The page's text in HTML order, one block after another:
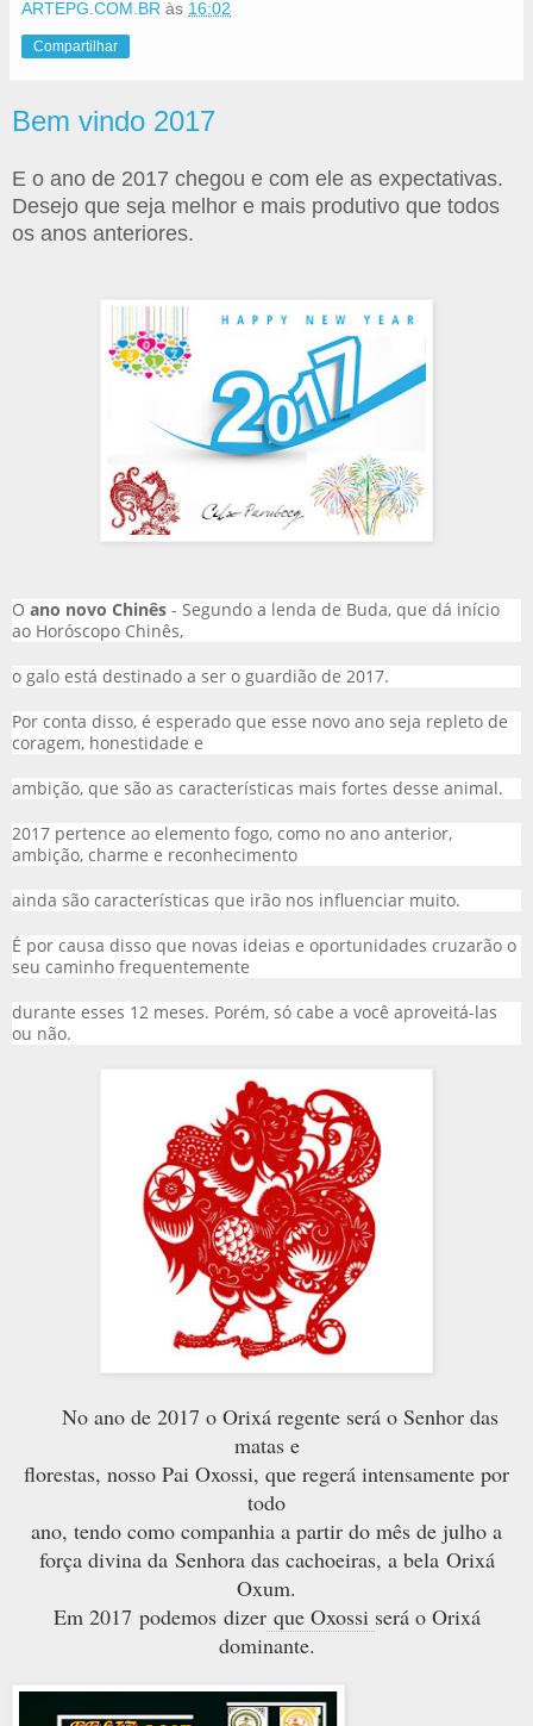
ARTEPG.COM.BR às 16:02
Compartilhar
Bem vindo 2017
E o ano de 2017 chegou e com ele as expectativas.
Desejo que seja melhor e mais produtivo que todos
os anos anteriores.
O ano novo Chinês - Segundo a lenda de Buda, que dá início
ao Horóscopo Chinês,
o galo está destinado a ser o guardião de 2017.
Por conta disso, é esperado que esse novo ano seja repleto de
coragem, honestidade e
ambição, que são as características mais fortes desse animal.
2017 pertence ao elemento fogo, como no ano anterior,
ambição, charme e reconhecimento
ainda são características que irão nos influenciar muito.
É por causa disso que novas ideias e oportunidades cruzarão o
seu caminho frequentemente
durante esses 12 meses. Porém, só cabe a você aproveitá-las
ou não.
No ano de 2017 o Orixá regente será o Senhor das
matas e
florestas, nosso Pai Oxossi, que regerá intensamente por
todo
ano, tendo como companhia a partir do mês de julho a
força divina da Senhora das cachoeiras, a bela Orixá
Oxum.
Em 2017 podemos dizerque Oxossi será o Orixá
dominante.